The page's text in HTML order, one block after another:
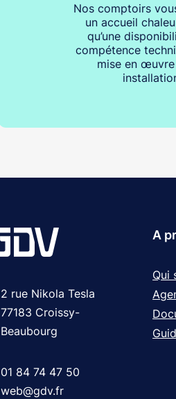
Nos comptoirs
un accueil
qu’une
compétence
mise en
2 rue Nikola Tesla
77183 Croissy-
Beaubourg
01 84 74 47 50
web@gdv.fr
A
Qui